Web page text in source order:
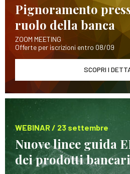
Pignoramento
ruolo della banca
ZOOM MEETING
Offerte per iscrizioni entro 08/09
SCOPRI I
WEBINAR / 23 settembre
Nuove linee guida
dei prodotti bancari